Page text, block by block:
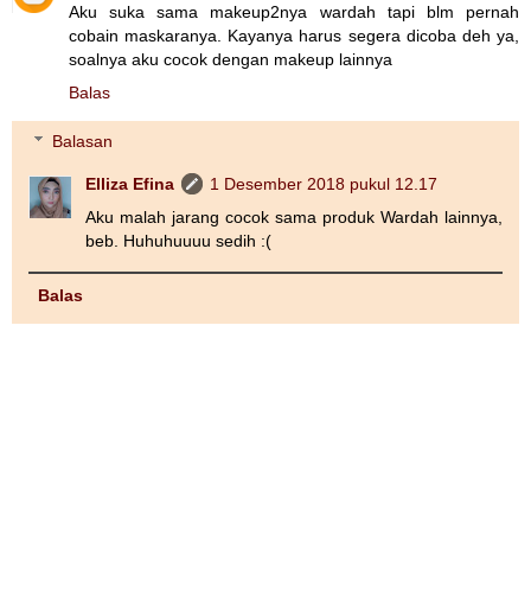
Aku suka sama makeup2nya wardah tapi blm pernah
cobain maskaranya. Kayanya harus segera dicoba deh ya,
soalnya aku cocok dengan makeup lainnya
Balas
Balasan
Elliza Efina
1 Desember 2018 pukul 12.17
Aku malah jarang cocok sama produk Wardah lainnya,
beb. Huhuhuuuu sedih :(
Balas